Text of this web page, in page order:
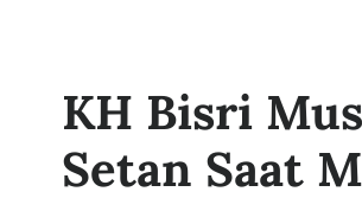
KH Bisri
Setan Saat